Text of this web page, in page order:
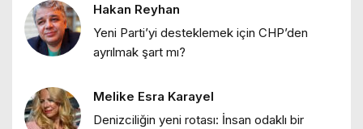
Hakan Reyhan
"ABD stratejilerinde ulus-devlet
Melike Esra Karayel
Hakan Reyhan
Yeni Parti’yi desteklemek için CHP’den
ayrılmak şart mı?
Melike Esra Karayel
Denizciliğin yeni rotası: İnsan odaklı bir